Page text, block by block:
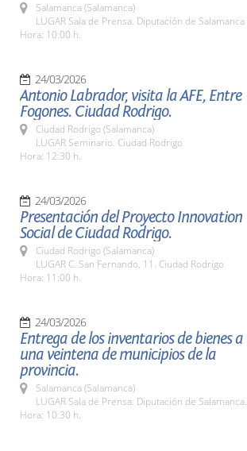
Salamanca (Salamanca)
LUGAR Sala de Prensa. Diputación de Salamanca
Hora: 10:00 h.
24/03/2026
Antonio Labrador, visita la AFE, Entre
Fogones. Ciudad Rodrigo.
Ciudad Rodrigo (Salamanca)
LUGAR Seminario. Ciudad Rodrigo
Hora: 12:30 h.
24/03/2026
Presentación del Proyecto Innovation
Social de Ciudad Rodrigo.
Ciudad Rodrigo (Salamanca)
LUGAR C. San Fernando, 11. Ciudad Rodrigo
Hora: 11:00 h.
24/03/2026
Entrega de los inventarios de bienes a
una veintena de municipios de la
provincia.
Salamanca (Salamanca)
LUGAR Sala de Prensa. Diputación de Salamanca.
Hora: 10:30 h.